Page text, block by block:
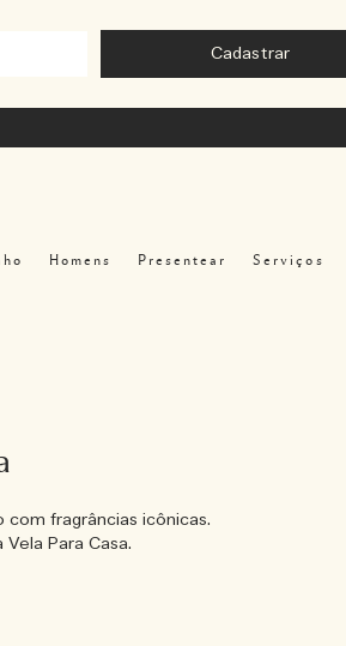
Homens Presentear Serviços
fragrâncias icônicas.
Para Casa.